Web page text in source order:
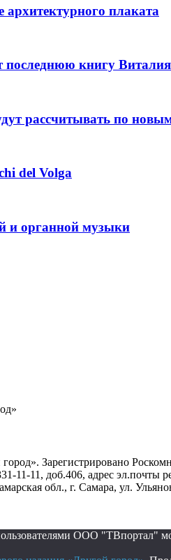
архитектурного плаката
последнюю книгу
рассчитывать по
del Volga
и органной музыки
Зарегистрировано
11-11, доб.406, адрес
обл., г. Самара, ул.
ООО "ТВпортал"